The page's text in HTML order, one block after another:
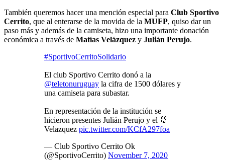
También queremos hacer una mención especial para Club Sportivo
Cerrito, que al enterarse de la movida de la MUFP, quiso dar un
paso más y además de la camiseta, hizo una importante donación
económica a través de Matías Velázquez y Julián Perujo.
#SportivoCerritoSolidario
El club Sportivo Cerrito donó a la
@teletonuruguay la cifra de 1500 dólares y
una camiseta para subastar.
En representación de la institución se
hicieron presentes Julián Perujo y el 🐰
Velazquez pic.twitter.com/KCfA297foa
— Club Sportivo Cerrito Ok
(@SportivoCerrito) November 7, 2020